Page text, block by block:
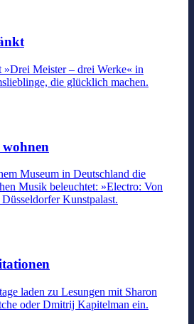
»Drei Meister – drei Werke« in
die glücklich machen.
wohnen
Museum in Deutschland die
Musik beleuchtet: »Electro: Von
Kunstpalast.
laden zu Lesungen mit Sharon
oder Dmitrij Kapitelman ein.